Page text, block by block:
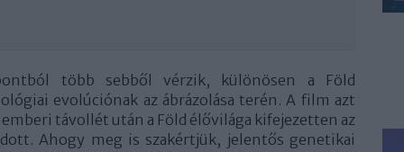
több sebből vérzik, különösen a Föld
evolúciónak az ábrázolása terén. A film azt
távollét után a Föld élővilága kifejezetten az
Ahogy meg is szakértjük, jelentős genetikai